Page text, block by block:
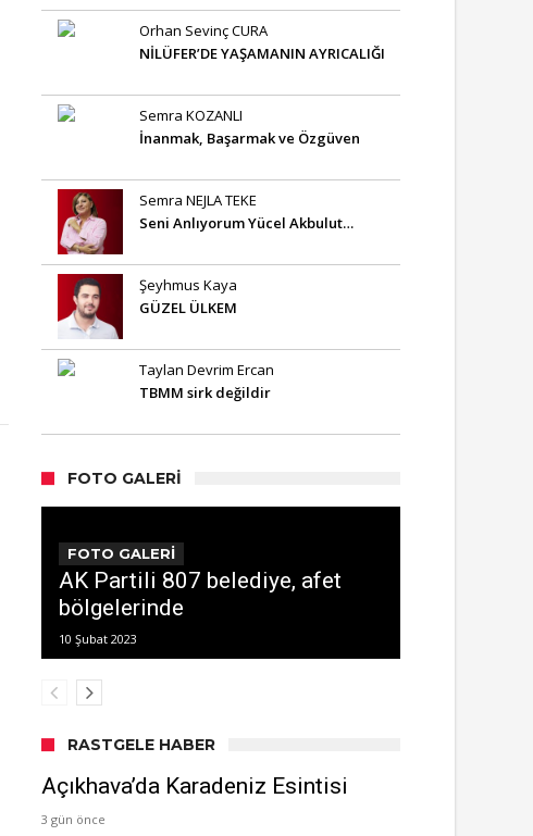
Orhan Sevinç CURA
NİLÜFER’DE YAŞAMANIN AYRICALIĞI
Semra KOZANLI
İnanmak, Başarmak ve Özgüven
Semra NEJLA TEKE
Seni Anlıyorum Yücel Akbulut…
Şeyhmus Kaya
GÜZEL ÜLKEM
Taylan Devrim Ercan
TBMM sirk değildir
FOTO GALERI
FOTO GALERİ
AK Partili 807 belediye, afet
bölgelerinde
10 Şubat 2023
RASTGELE HABER
Açıkhava’da Karadeniz Esintisi
3 gün önce